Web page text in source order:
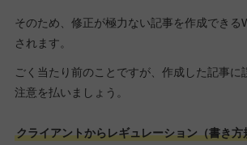
そのため、修正が極力ない記事を作成できる
されます。
ごく当たり前のことですが、作成した記事に
注意を払いましょう。
クライアントからレギュレーション（書き